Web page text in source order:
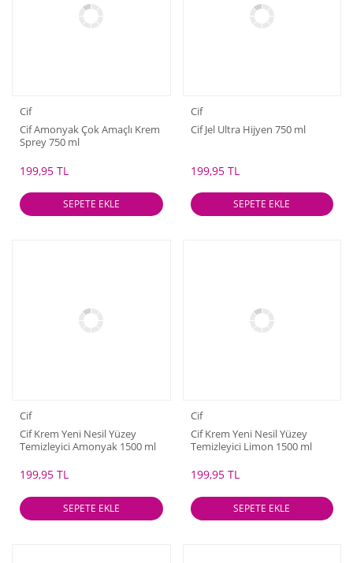
Cif
Cif Amonyak Çok Amaçlı Krem
Sprey 750 ml
199,95 TL
SEPETE EKLE
Cif
Cif Jel Ultra Hijyen 750 ml
199,95 TL
SEPETE EKLE
Cif
Cif Krem Yeni Nesil Yüzey
Temizleyici Amonyak 1500 ml
199,95 TL
SEPETE EKLE
Cif
Cif Krem Yeni Nesil Yüzey
Temizleyici Limon 1500 ml
199,95 TL
SEPETE EKLE